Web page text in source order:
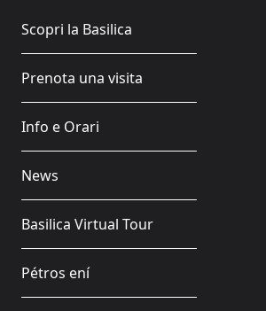
Scopri la Basilica
Prenota una visita
Info e Orari
News
Basilica Virtual Tour
Pétros ení